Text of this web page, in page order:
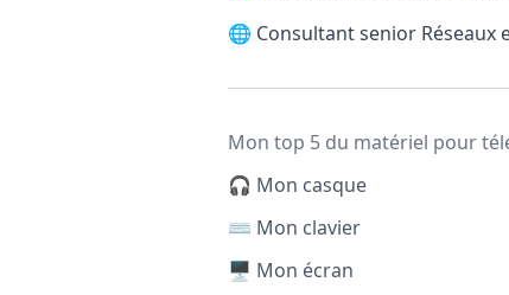
🌐 Consultant senior Réseaux
Mon top 5 du matériel pour
🎧 Mon casque
⌨️ Mon clavier
🖥️ Mon écran